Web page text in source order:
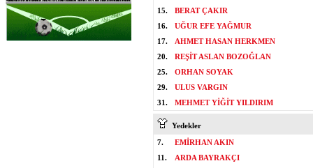
15.
BERAT ÇAKIR
16.
UĞUR EFE YAĞMUR
17.
AHMET HASAN HERKMEN
20.
REŞİT ASLAN BOZOĞLAN
25.
ORHAN SOYAK
29.
ULUS VARGIN
31.
MEHMET YİĞİT YILDIRIM
Yedekler
7.
EMİRHAN AKIN
11.
ARDA BAYRAKÇI